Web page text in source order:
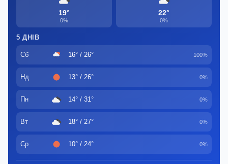
19°
0%
22°
0%
5 ДНІВ
Сб 16° / 26° 100%
Нд 13° / 26° 0%
Пн 14° / 31° 0%
Вт 18° / 27° 0%
Ср 10° / 24° 0%